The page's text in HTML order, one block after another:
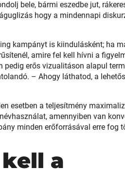
bele, bármi eszedbe jut,
hogy a mindennapi
kampányt is kiindulásként; ha
amire fel kell hívni a
pedig erős vizualitáson alapul
– Ahogy láthatod, a
esetben a teljesítmény
amennyiben van
minden erőforrásával erre fog
a